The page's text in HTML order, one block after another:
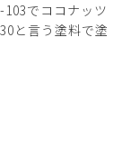
でココナッツ
と言う塗料で塗